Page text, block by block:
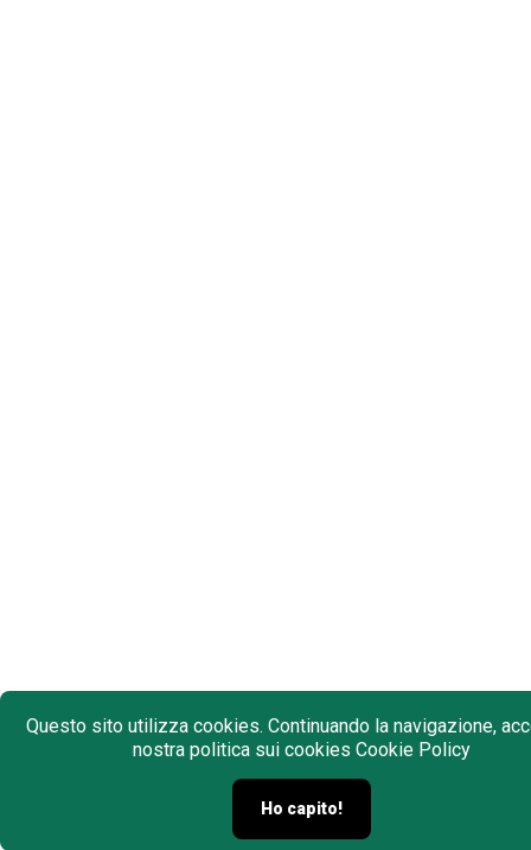
Questo sito utilizza cookies. Continuando la navigazione,
nostra politica sui cookies Cookie Policy
Ho capito!